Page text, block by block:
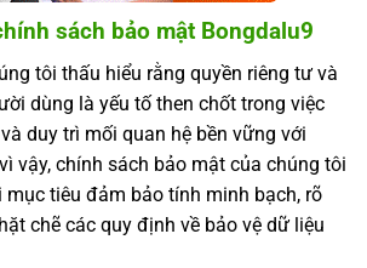
sách bảo mật Bongdalu9
tôi thấu hiểu rằng quyền riêng tư và
dùng là yếu tố then chốt trong việc
duy trì mối quan hệ bền vững với
vậy, chính sách bảo mật của chúng tôi
tiêu đảm bảo tính minh bạch, rõ
chẽ các quy định về bảo vệ dữ liệu